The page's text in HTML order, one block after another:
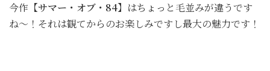
今作 【サマー・オブ・84】 はちょっと毛並みが違うです
ね〜！それは観てからのお楽しみですし最大の魅力です！